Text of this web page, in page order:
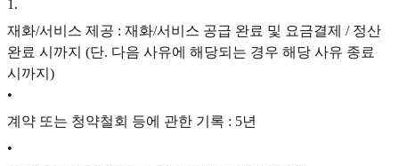
1 .
재화/서비스 제공 : 재화/서비스 공급 완료 및 요금결제 / 정산
완료 시까지 (단. 다음 사유에 해당되는 경우 해당 사유 종료
시까지)
•
계약 또는 청약철회 등에 관한 기록 : 5년
•